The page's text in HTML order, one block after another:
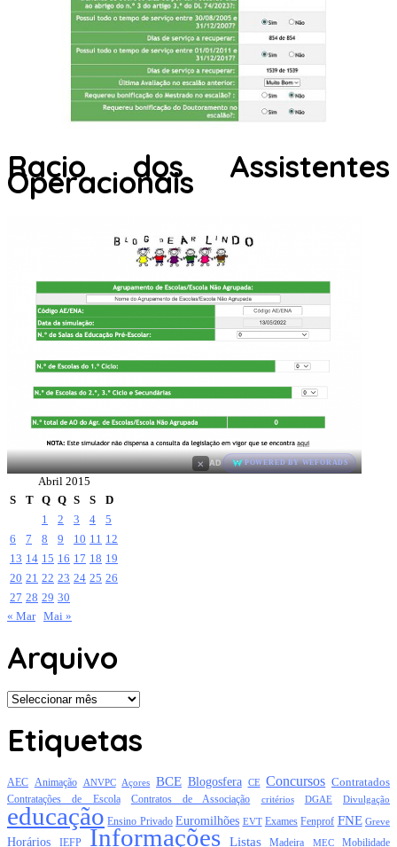
Racio dos Assistentes
Operacionais
× AD POWERED BY WEFORADS
Abril 2015
S
T Q Q S S
D
1
2 3 4
5
6
7 8 9 10 11 12
13 14 15 16 17 18 19
20 21 22 23 24 25 26
27 28 29 30
« Mar Mai »
Arquivo
Arquivo
Etiquetas
AEC Animação ANVPC Açores BCE Blogosfera CE Concursos Contratados
Contratações de Escola Contratos de Associação critérios DGAE Divulgação
educação Ensino Privado Euromilhões EVT Exames Fenprof FNE Greve
Horários IEFP Informações Listas Madeira MEC Mobilidade